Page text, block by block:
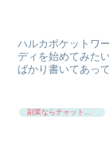
ハルカポケットワ
ディを始めてみた
ばかり書いてあっ